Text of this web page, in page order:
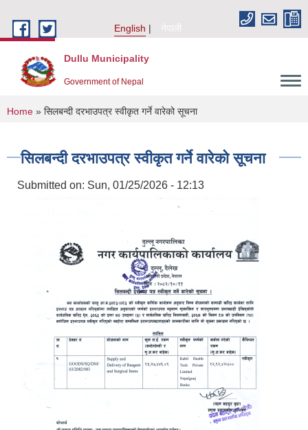
English
नेपाली
Dullu Municipality
Government of Nepal
You are here
Home » सिलबन्दी दरभाउपत्र स्वीकृत गर्ने वारेको सूचना
सिलबन्दी दरभाउपत्र स्वीकृत गर्ने वारेको सूचना
Submitted on: Sun, 01/25/2026 - 12:13